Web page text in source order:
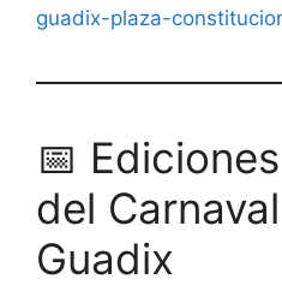
guadix-plaza-
📅
del
Guadix